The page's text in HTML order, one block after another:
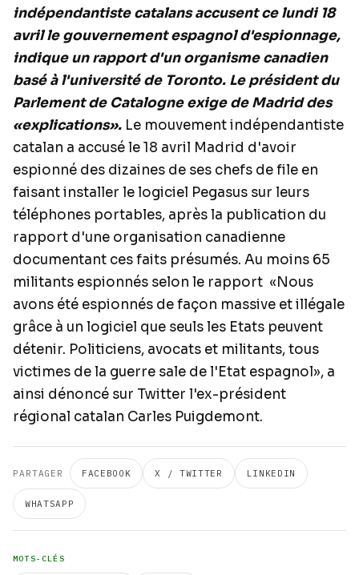
indépendantiste catalans accusent ce lundi 18
avril le gouvernement espagnol d'espionnage,
indique un rapport d'un organisme canadien
basé à l'université de Toronto. Le président du
Parlement de Catalogne exige de Madrid des
«explications». Le mouvement indépendantiste
catalan a accusé le 18 avril Madrid d'avoir
espionné des dizaines de ses chefs de file en
faisant installer le logiciel Pegasus sur leurs
téléphones portables, après la publication du
rapport d'une organisation canadienne
documentant ces faits présumés. Au moins 65
militants espionnés selon le rapport «Nous
avons été espionnés de façon massive et illégale
grâce à un logiciel que seuls les Etats peuvent
détenir. Politiciens, avocats et militants, tous
victimes de la guerre sale de l'Etat espagnol», a
ainsi dénoncé sur Twitter l'ex-président
régional catalan Carles Puigdemont.
PARTAGER FACEBOOK X / TWITTER LINKEDIN
WHATSAPP
MOTS-CLÉS